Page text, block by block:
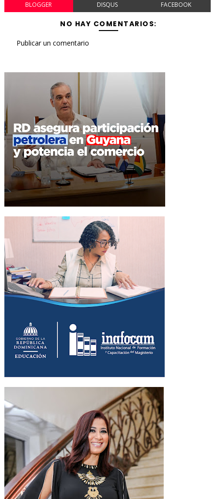
BLOGGER DISQUS FACEBOOK
NO HAY COMENTARIOS:
Publicar un comentario